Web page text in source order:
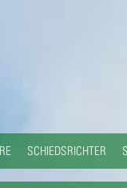
SCHIEDSRICHTER